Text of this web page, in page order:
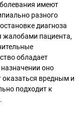
имеют
разного
диагноза
жалобами пациента,
обладает
оно
вредным и
подходит к